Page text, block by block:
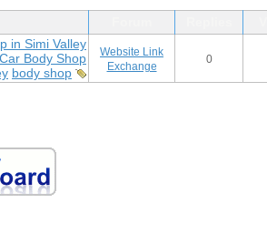
in Simi Valley
Car Body Shop
body shop
Website Link
Exchange
0